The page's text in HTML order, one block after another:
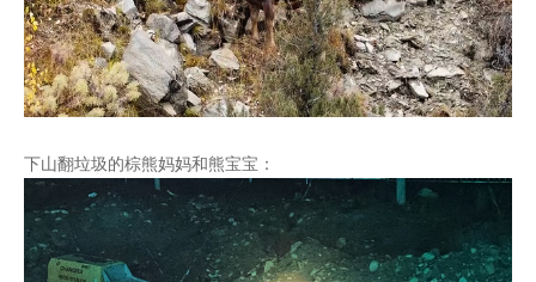
下山翻垃圾的棕熊妈妈和熊宝宝：